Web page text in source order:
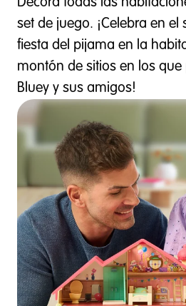
Decora todas las
set de juego. ¡Celebra en
fiesta del pijama en la
montón de sitios en los
Bluey y sus amigos!